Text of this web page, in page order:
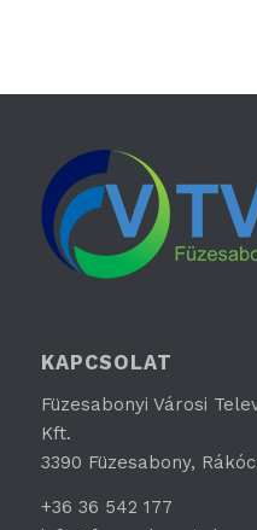
KAPCSOLAT
Füzesabonyi Városi
Kft.
3390 Füzesabony,
+36 36 542 177